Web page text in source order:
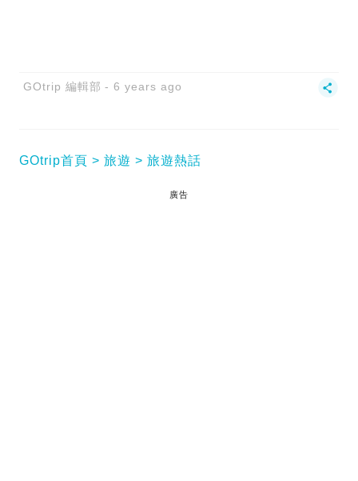
GOtrip 編輯部 6 years ago
GOtrip首頁 旅遊 旅遊熱話
廣告